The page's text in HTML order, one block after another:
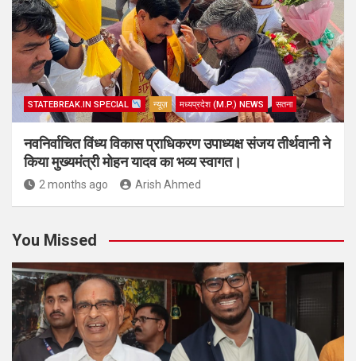
STATEBREAK.IN SPECIAL न्यूज़ मध्यप्रदेश (M.P.) NEWS सतना
नवनिर्वाचित विंध्य विकास प्राधिकरण उपाध्यक्ष संजय तीर्थवानी ने
किया मुख्यमंत्री मोहन यादव का भव्य स्वागत।
2 months ago Arish Ahmed
You Missed